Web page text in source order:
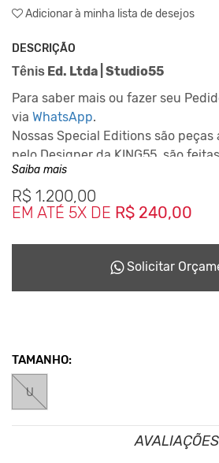
Adicionar à minha lista de desejos
DESCRIÇÃO
Tênis Ed. Ltda | Studio55
Para saber mais ou fazer seu
via WhatsApp.
Nossas Special Editions são
pelo Designer da KING55, são
podem levar até 10 dias para
dependendo da disponiblidade do
Criação.
reciclando tudo que podia para
seriam jogadas no meio ambiente.
Saiba mais
R$ 1.200,00
EM ATÉ 5X DE R$ 240,00
Solicitar
TAMANHO:
U
AVALIAÇÕES